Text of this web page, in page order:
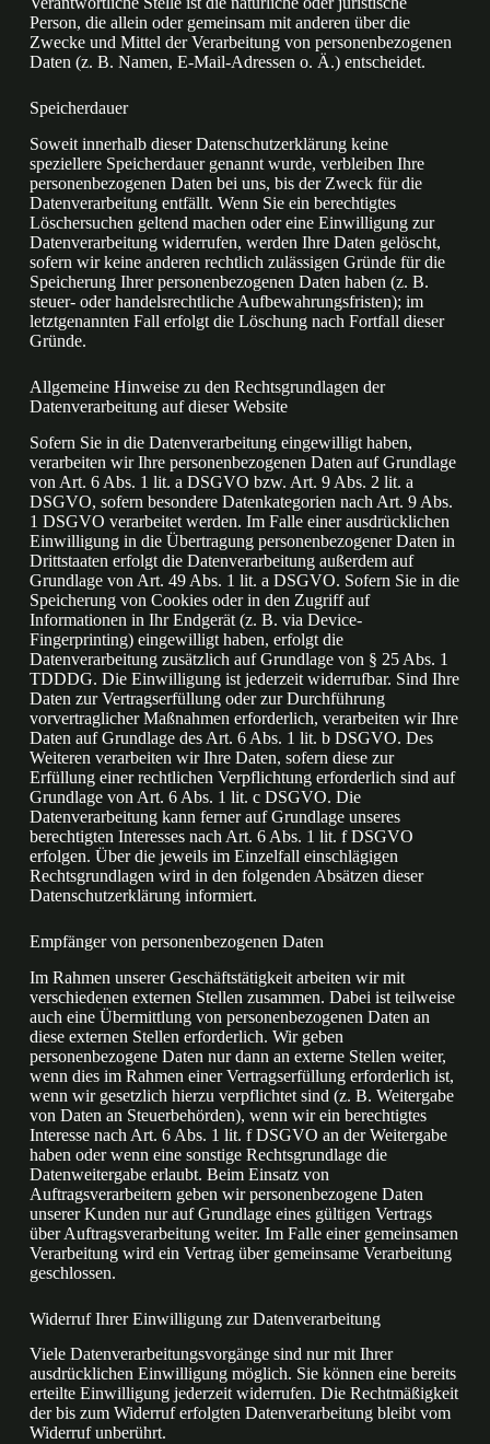
Person, die allein oder gemeinsam mit anderen über die
Zwecke und Mittel der Verarbeitung von personenbezogenen
Daten (z. B. Namen, E-Mail-Adressen o. Ä.) entscheidet.
Speicherdauer
Soweit innerhalb dieser Datenschutzerklärung keine
speziellere Speicherdauer genannt wurde, verbleiben Ihre
personenbezogenen Daten bei uns, bis der Zweck für die
Datenverarbeitung entfällt. Wenn Sie ein berechtigtes
Löschersuchen geltend machen oder eine Einwilligung zur
Datenverarbeitung widerrufen, werden Ihre Daten gelöscht,
sofern wir keine anderen rechtlich zulässigen Gründe für die
Speicherung Ihrer personenbezogenen Daten haben (z. B.
steuer- oder handelsrechtliche Aufbewahrungsfristen); im
letztgenannten Fall erfolgt die Löschung nach Fortfall dieser
Gründe.
Allgemeine Hinweise zu den Rechtsgrundlagen der
Datenverarbeitung auf dieser Website
Sofern Sie in die Datenverarbeitung eingewilligt haben,
verarbeiten wir Ihre personenbezogenen Daten auf Grundlage
von Art. 6 Abs. 1 lit. a DSGVO bzw. Art. 9 Abs. 2 lit. a
DSGVO, sofern besondere Datenkategorien nach Art. 9 Abs.
1 DSGVO verarbeitet werden. Im Falle einer ausdrücklichen
Einwilligung in die Übertragung personenbezogener Daten in
Drittstaaten erfolgt die Datenverarbeitung außerdem auf
Grundlage von Art. 49 Abs. 1 lit. a DSGVO. Sofern Sie in die
Speicherung von Cookies oder in den Zugriff auf
Informationen in Ihr Endgerät (z. B. via Device-
Fingerprinting) eingewilligt haben, erfolgt die
Datenverarbeitung zusätzlich auf Grundlage von § 25 Abs. 1
TDDDG. Die Einwilligung ist jederzeit widerrufbar. Sind Ihre
Daten zur Vertragserfüllung oder zur Durchführung
vorvertraglicher Maßnahmen erforderlich, verarbeiten wir Ihre
Daten auf Grundlage des Art. 6 Abs. 1 lit. b DSGVO. Des
Weiteren verarbeiten wir Ihre Daten, sofern diese zur
Erfüllung einer rechtlichen Verpflichtung erforderlich sind auf
Grundlage von Art. 6 Abs. 1 lit. c DSGVO. Die
Datenverarbeitung kann ferner auf Grundlage unseres
berechtigten Interesses nach Art. 6 Abs. 1 lit. f DSGVO
erfolgen. Über die jeweils im Einzelfall einschlägigen
Rechtsgrundlagen wird in den folgenden Absätzen dieser
Datenschutzerklärung informiert.
Empfänger von personenbezogenen Daten
Im Rahmen unserer Geschäftstätigkeit arbeiten wir mit
verschiedenen externen Stellen zusammen. Dabei ist teilweise
auch eine Übermittlung von personenbezogenen Daten an
diese externen Stellen erforderlich. Wir geben
personenbezogene Daten nur dann an externe Stellen weiter,
wenn dies im Rahmen einer Vertragserfüllung erforderlich ist,
wenn wir gesetzlich hierzu verpflichtet sind (z. B. Weitergabe
von Daten an Steuerbehörden), wenn wir ein berechtigtes
Interesse nach Art. 6 Abs. 1 lit. f DSGVO an der Weitergabe
haben oder wenn eine sonstige Rechtsgrundlage die
Datenweitergabe erlaubt. Beim Einsatz von
Auftragsverarbeitern geben wir personenbezogene Daten
unserer Kunden nur auf Grundlage eines gültigen Vertrags
über Auftragsverarbeitung weiter. Im Falle einer gemeinsamen
Verarbeitung wird ein Vertrag über gemeinsame Verarbeitung
geschlossen.
Widerruf Ihrer Einwilligung zur Datenverarbeitung
Viele Datenverarbeitungsvorgänge sind nur mit Ihrer
ausdrücklichen Einwilligung möglich. Sie können eine bereits
erteilte Einwilligung jederzeit widerrufen. Die Rechtmäßigkeit
der bis zum Widerruf erfolgten Datenverarbeitung bleibt vom
Widerruf unberührt.